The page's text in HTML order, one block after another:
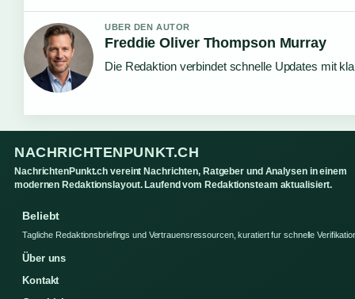
UBER DEN AUTOR
Freddie Oliver Thompson Murray
Die Redaktion verbindet schnelle Updates mit
NACHRICHTENPUNKT.CH
NachrichtenPunkt.ch vereint Nachrichten, Ratgeber und Analysen in einem
modernen Redaktionslayout. Laufend vom Redaktionsteam aktualisiert.
Beliebt
Tagliche Redaktionsbriefings und Vertrauensressourcen, kuratiert fur schnelle
Über uns
Kontakt